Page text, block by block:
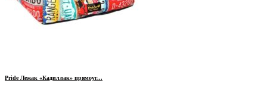
Pride Лежак «Кадиллак» прямоуг...